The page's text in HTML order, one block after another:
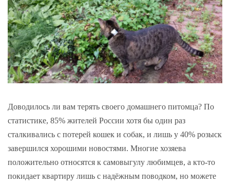
Доводилось ли вам терять своего домашнего питомца? По
статистике, 85% жителей России хотя бы один раз
сталкивались с потерей кошек и собак, и лишь у 40% розыск
завершился хорошими новостями. Многие хозяева
положительно относятся к самовыгулу любимцев, а кто-то
покидает квартиру лишь с надёжным поводком, но можете